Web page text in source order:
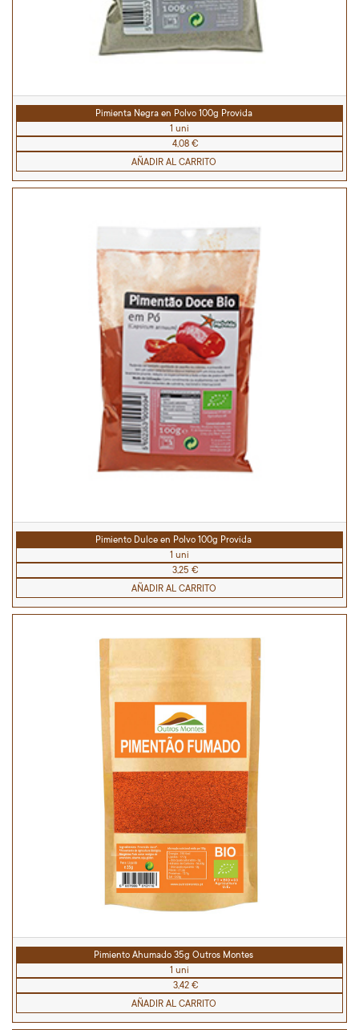
Pimienta Negra en Polvo 100g Provida
1 uni
4,08 €
AÑADIR AL CARRITO
Pimiento Dulce en Polvo 100g Provida
1 uni
3,25 €
AÑADIR AL CARRITO
Pimiento Ahumado 35g Outros Montes
1 uni
3,42 €
AÑADIR AL CARRITO